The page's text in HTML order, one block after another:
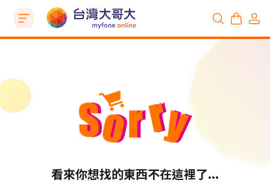
看來你想找的東西不在這裡了...